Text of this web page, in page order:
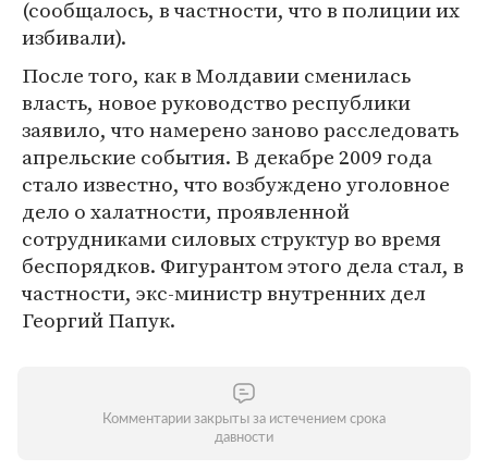
(сообщалось, в частности, что в полиции их
избивали).
После того, как в Молдавии сменилась
власть, новое руководство республики
заявило, что намерено заново расследовать
апрельские события. В декабре 2009 года
стало известно, что возбуждено уголовное
дело о халатности, проявленной
сотрудниками силовых структур во время
беспорядков. Фигурантом этого дела стал, в
частности, экс-министр внутренних дел
Георгий Папук.
Комментарии закрыты за истечением срока
давности